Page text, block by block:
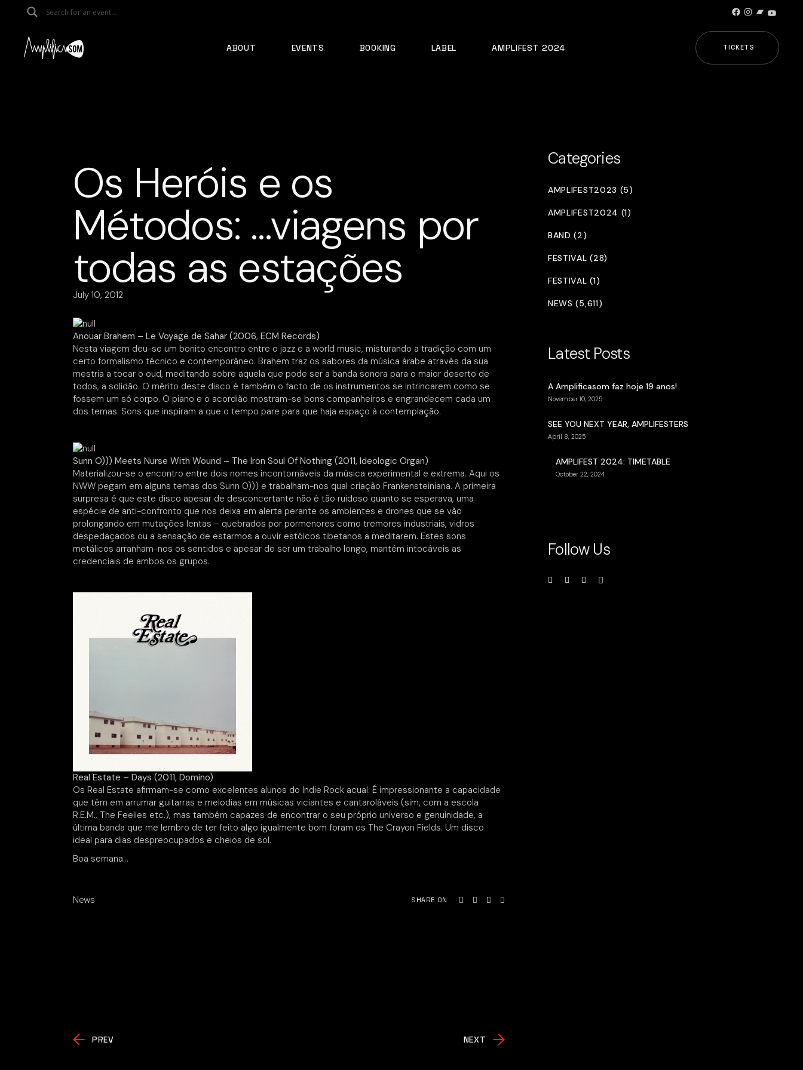
Facebook
Instagram
Bandcamp
ABOUT EVENTS BOOKING LABEL AMPLIFEST 2024 TICKETS
Os Heróis e os
Métodos: …viagens por
todas as estações
July 10, 2012
Anouar Brahem – Le Voyage de Sahar (2006, ECM Records)
Nesta viagem deu-se um bonito encontro entre o jazz e a world music, misturando a tradição com um
certo formalismo técnico e contemporâneo. Brahem traz os sabores da música árabe através da sua
mestria a tocar o oud, meditando sobre aquela que pode ser a banda sonora para o maior deserto de
todos, a solidão. O mérito deste disco é também o facto de os instrumentos se intrincarem como se
fossem um só corpo. O piano e o acordião mostram-se bons companheiros e engrandecem cada um
dos temas. Sons que inspiram a que o tempo pare para que haja espaço à contemplação.
Sunn O))) Meets Nurse With Wound – The Iron Soul Of Nothing (2011, Ideologic Organ)
Materializou-se o encontro entre dois nomes incontornáveis da música experimental e extrema. Aqui os
NWW pegam em alguns temas dos Sunn 0))) e trabalham-nos qual criação Frankensteiniana. A primeira
surpresa é que este disco apesar de desconcertante não é tão ruidoso quanto se esperava, uma
espécie de anti-confronto que nos deixa em alerta perante os ambientes e drones que se vão
prolongando em mutações lentas – quebrados por pormenores como tremores industriais, vidros
despedaçados ou a sensação de estarmos a ouvir estóicos tibetanos a meditarem. Estes sons
metálicos arranham-nos os sentidos e apesar de ser um trabalho longo, mantém intocáveis as
credenciais de ambos os grupos.
Real Estate – Days (2011, Domino)
Os Real Estate afirmam-se como excelentes alunos do Indie Rock acual. É impressionante a capacidade
que têm em arrumar guitarras e melodias em músicas viciantes e cantaroláveis (sim, com a escola
R.E.M., The Feelies etc.), mas também capazes de encontrar o seu próprio universo e genuinidade, a
última banda que me lembro de ter feito algo igualmente bom foram os The Crayon Fields. Um disco
ideal para dias despreocupados e cheios de sol.
Boa semana…
News SHARE ON
PREV NEXT
Categories
AMPLIFEST2023 (5)
AMPLIFEST2024 (1)
BAND (2)
FESTIVAL (28)
FESTIVAL (1)
NEWS (5,611)
Latest Posts
A Amplificasom faz hoje 19 anos!
November 10, 2025
SEE YOU NEXT YEAR, AMPLIFESTERS
April 8, 2025
AMPLIFEST 2024: TIMETABLE
October 22, 2024
Follow Us